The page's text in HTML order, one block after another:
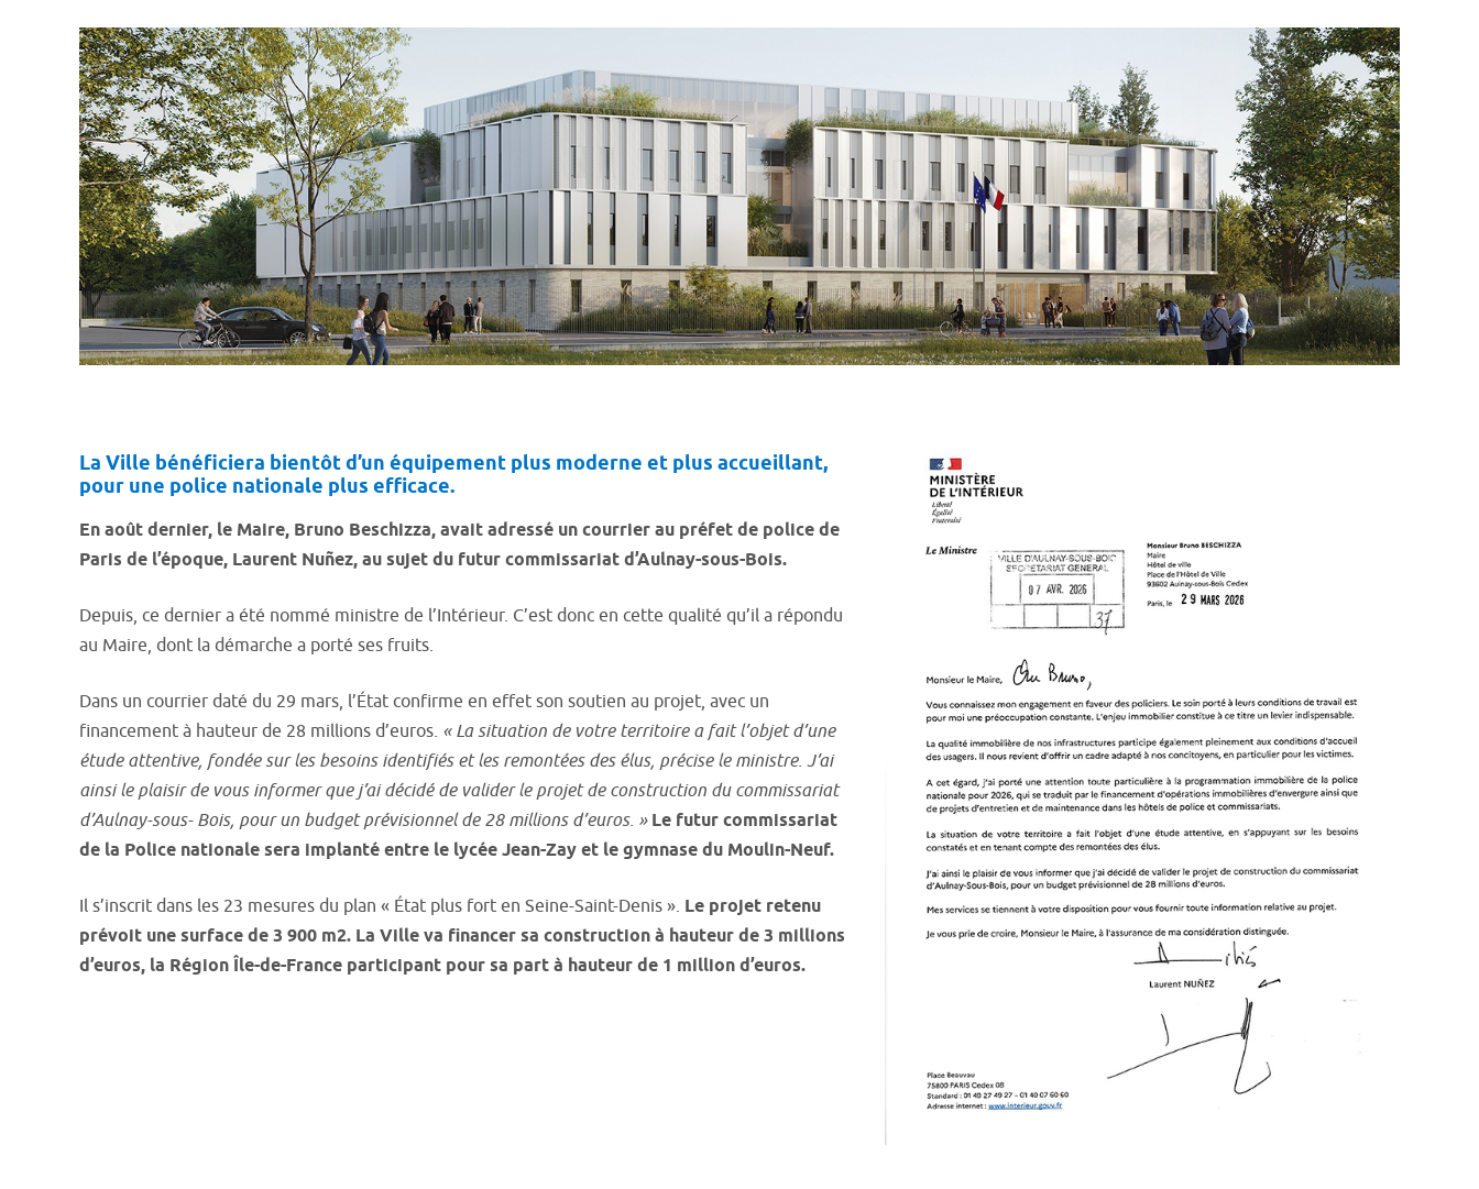
La Ville bénéficiera bientôt d’un équipement plus moderne et plus accueillant,
pour une police nationale plus efficace.
En août dernier, le Maire, Bruno Beschizza, avait adressé un courrier au préfet de police de
Paris de l’époque, Laurent Nuñez, au sujet du futur commissariat d’Aulnay-sous-Bois.
Depuis, ce dernier a été nommé ministre de l’Intérieur. C’est donc en cette qualité qu’il a répondu
au Maire, dont la démarche a porté ses fruits.
Dans un courrier daté du 29 mars, l’État confirme en effet son soutien au projet, avec un
financement à hauteur de 28 millions d’euros. « La situation de votre territoire a fait l’objet d’une
étude attentive, fondée sur les besoins identifiés et les remontées des élus, précise le ministre. J’ai
ainsi le plaisir de vous informer que j’ai décidé de valider le projet de construction du commissariat
d’Aulnay-sous- Bois, pour un budget prévisionnel de 28 millions d’euros. »Le futur commissariat
de la Police nationale sera implanté entre le lycée Jean-Zay et le gymnase du Moulin-Neuf.
Il s’inscrit dans les 23 mesures du plan « État plus fort en Seine-Saint-Denis ». Le projet retenu
prévoit une surface de 3 900 m2. La Ville va financer sa construction à hauteur de 3 millions
d’euros, la Région Île-de-France participant pour sa part à hauteur de 1 million d’euros.